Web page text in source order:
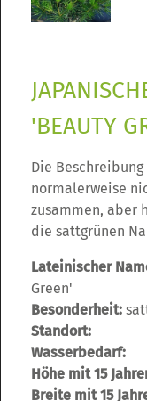
'BEAUTY
Die
normalerweise
zusammen, aber
die sattgrünen
Lateinischer
Green'
Besonderheit:
Standort:
Wasserbedarf:
Höhe mit 15
Breite mit 15